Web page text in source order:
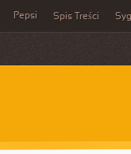
Pepsi Spis Treści